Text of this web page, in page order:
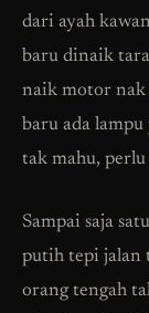
dari ayah
baru dinaik
naik motor nak
baru ada
tak mahu,
Sampai saja
putih tepi jalan
orang tengah